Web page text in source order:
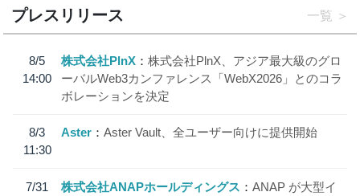
プレスリリース 一覧
8/5
14:00
株式会社PlnX
株式会社PlnX、アジア最大級のグロ
ーバルWeb3カンファレンス「WebX2026」とのコラ
ボレーションを決定
8/3
11:30
Aster Aster Vault、全ユーザー向けに提供開始
7/31
株式会社ANAPホールディングス
ANAP が大型イ